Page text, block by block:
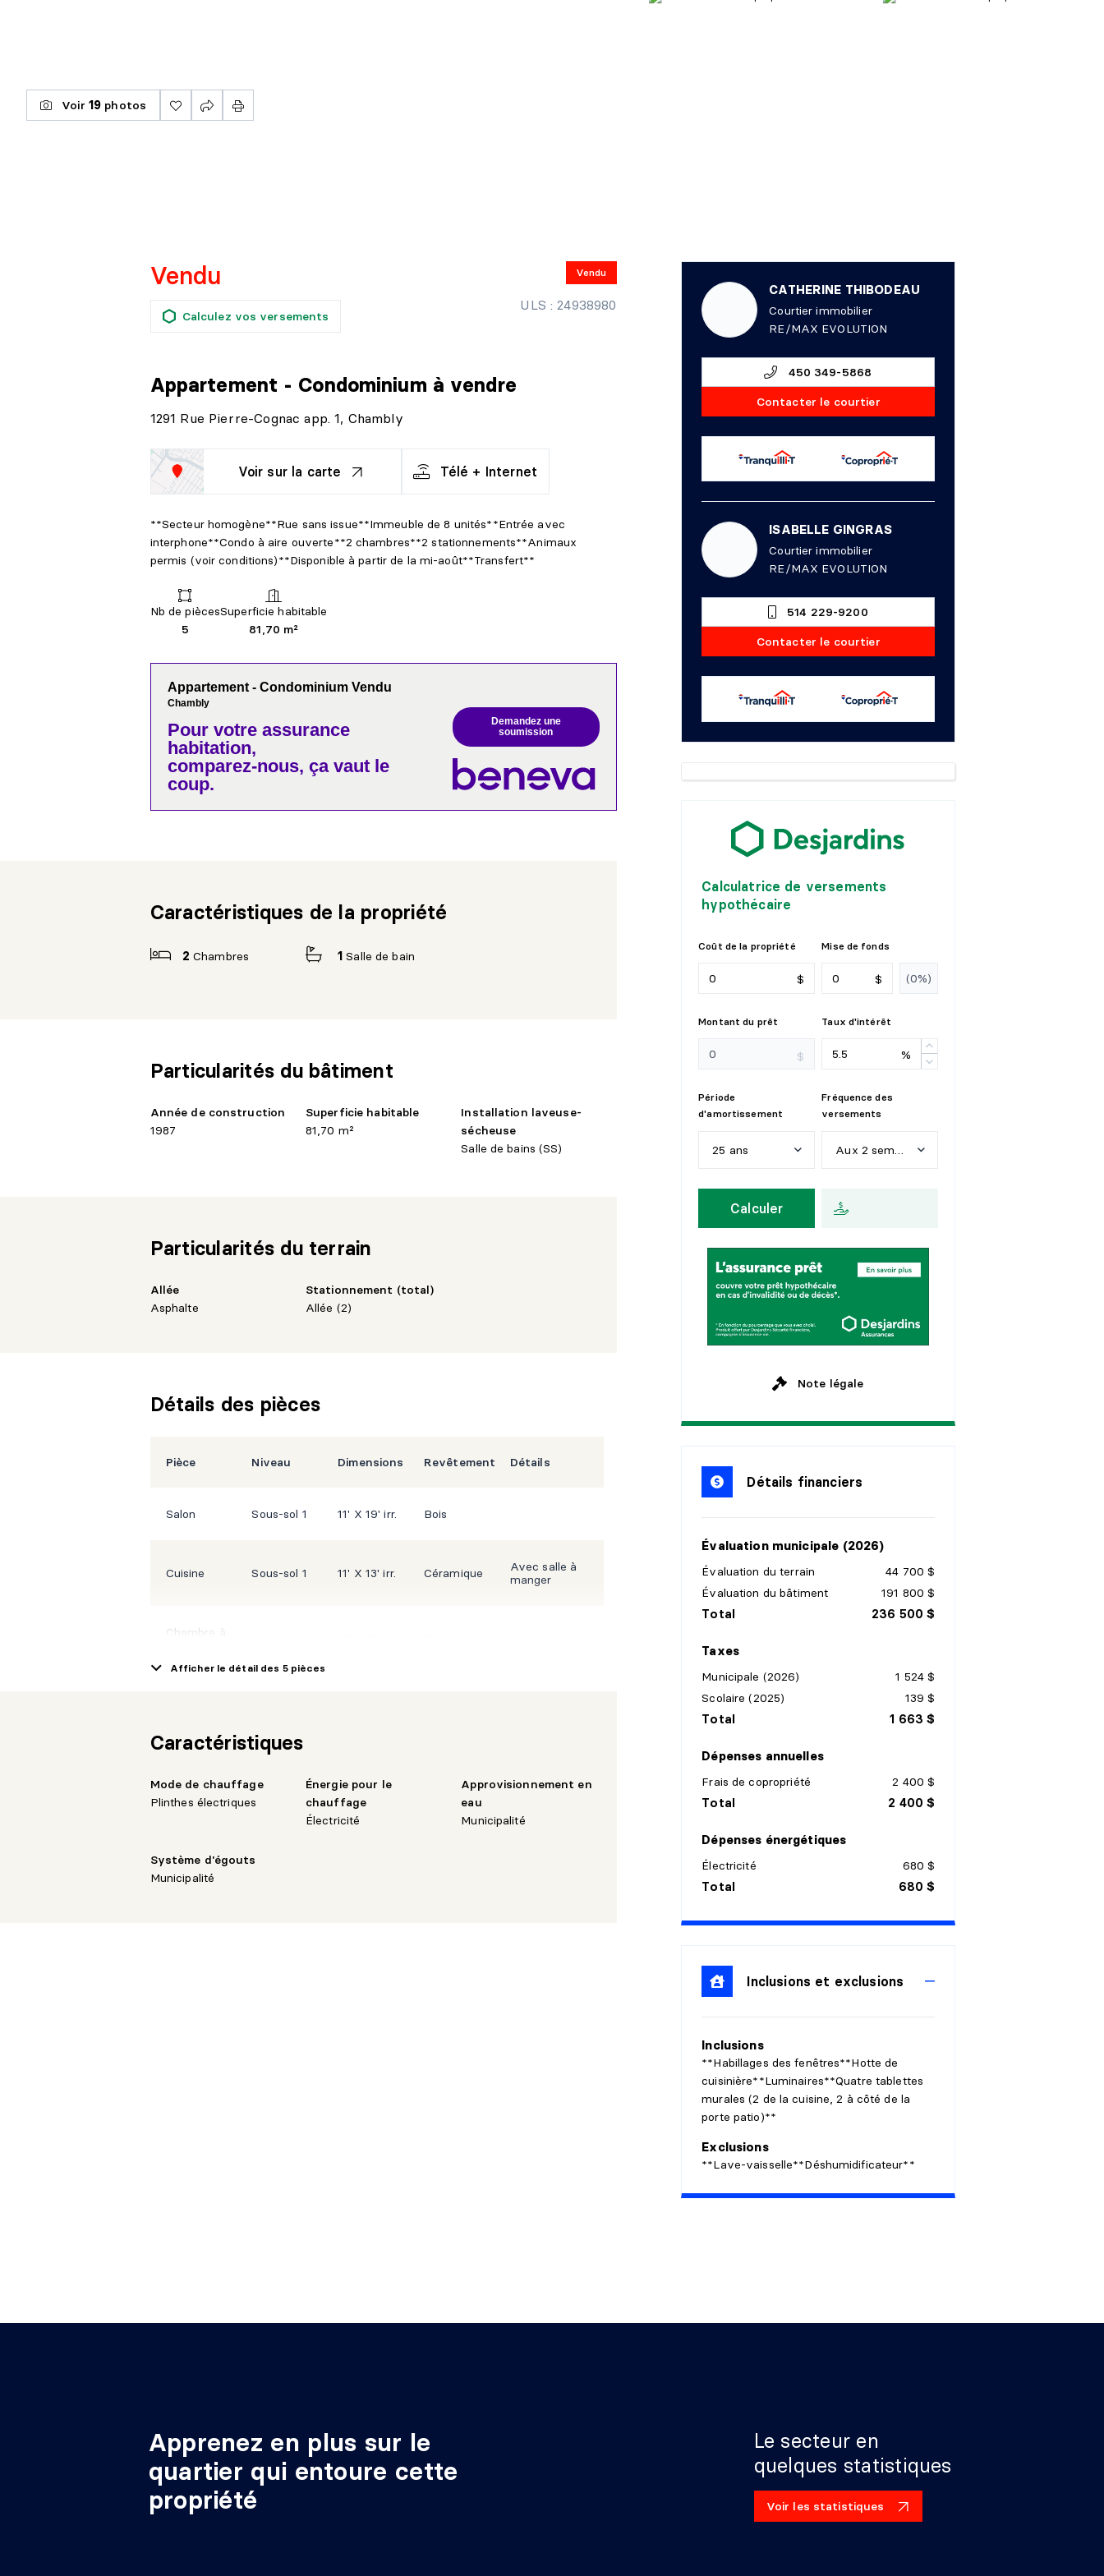
Voir 19 photos
Vendu
Calculez vos versements
Vendu
ULS : 24938980
Appartement - Condominium à vendre
1291 Rue Pierre-Cognac app. 1, Chambly
Voir sur la carte Télé + Internet
**Secteur homogène**Rue sans issue**Immeuble de 8 unités**Entrée avec
interphone**Condo à aire ouverte**2 chambres**2 stationnements**Animaux
permis (voir conditions)**Disponible à partir de la mi-août**Transfert**
Nb de pièces
5
Superficie habitable
81,70 m²
Appartement - Condominium Vendu
Chambly
Pour votreassurance
habitation,
comparez-nous, ça vaut le
coup.
Demandez une
soumission
Caractéristiques de la propriété
2Chambres 1Salle de bain
Particularités du bâtiment
Année de construction
1987
Superficie habitable
81,70 m²
Installation laveuse-
sécheuse
Salle de bains (SS)
Particularités du terrain
Allée
Asphalte
Stationnement (total)
Allée (2)
Détails des pièces
Pièce Niveau Dimensions Revêtement Détails
Salon Sous-sol 1 11' X 19' irr. Bois
Cuisine Sous-sol 1 11' X 13' irr. Céramique
Avec salle à
manger
Chambre à
Salle de bains 9' X 10' irr.
laveuse-
sécheuse
Afficher le détail des 5 pièces
Caractéristiques
Mode de chauffage
Plinthes électriques
Énergie pour le
chauffage
Électricité
Approvisionnement en
eau
Municipalité
Système d'égouts
Municipalité
CATHERINE THIBODEAU
Courtier immobilier
RE/MAX EVOLUTION
450 349-5868
Contacter le courtier
ISABELLE GINGRAS
Courtier immobilier
RE/MAX EVOLUTION
514 229-9200
Contacter le courtier
Calculatrice de versements
hypothécaire
Coût de la propriété
$
Mise de fonds
$
Montant du prêt
$
Taux d'intérêt
%
Période
d'amortissement
25 ans
5 ans
15
20 ans
25 ans
Fréquence des
versements
Aux 2 semaines
ensuelle
Calculer
Note légale
Détails financiers
Évaluation municipale (2026)
Évaluation du terrain
44 700 $
Évaluation du bâtiment
191 800 $
Total 236 500 $
Taxes
Municipale (2026)
1 524 $
Scolaire (2025)
139 $
Total 1 663 $
Dépenses annuelles
Frais de copropriété 2 400 $
Total 2 400 $
Dépenses énergétiques
Électricité 680 $
Total 680 $
Inclusions et exclusions
Inclusions
**Habillages des fenêtres**Hotte de
cuisinière**Luminaires**Quatre tablettes
murales (2 de la cuisine, 2 à côté de la
porte patio)**
Exclusions
**Lave-vaisselle**Déshumidificateur**
Apprenez en plus sur le
quartier qui entoure cette
propriété
Le secteur en
quelques statistiques
Voir les statistiques